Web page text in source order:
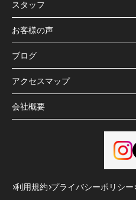
スタッフ
お客様の声
ブログ
アクセスマップ
会社概要
利用規約 プライバシーポリシー